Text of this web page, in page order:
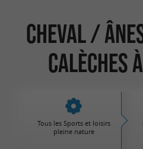
Cheval /
Calèches
Tous les Sports et loisirs
pleine nature